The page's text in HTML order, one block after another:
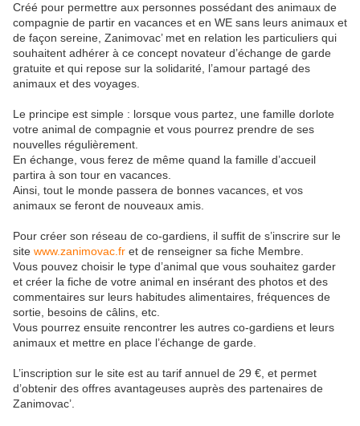
Créé pour permettre aux personnes possédant des animaux de
compagnie de partir en vacances et en WE sans leurs animaux et
de façon sereine, Zanimovac’ met en relation les particuliers qui
souhaitent adhérer à ce concept novateur d’échange de garde
gratuite et qui repose sur la solidarité, l’amour partagé des
animaux et des voyages.
Le principe est simple : lorsque vous partez, une famille dorlote
votre animal de compagnie et vous pourrez prendre de ses
nouvelles régulièrement.
En échange, vous ferez de même quand la famille d’accueil
partira à son tour en vacances.
Ainsi, tout le monde passera de bonnes vacances, et vos
animaux se feront de nouveaux amis.
Pour créer son réseau de co-gardiens, il suffit de s’inscrire sur le
site www.zanimovac.fr et de renseigner sa fiche Membre.
Vous pouvez choisir le type d’animal que vous souhaitez garder
et créer la fiche de votre animal en insérant des photos et des
commentaires sur leurs habitudes alimentaires, fréquences de
sortie, besoins de câlins, etc.
Vous pourrez ensuite rencontrer les autres co-gardiens et leurs
animaux et mettre en place l’échange de garde.
L’inscription sur le site est au tarif annuel de 29 €, et permet
d’obtenir des offres avantageuses auprès des partenaires de
Zanimovac’.